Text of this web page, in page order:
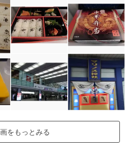
をもっとみる